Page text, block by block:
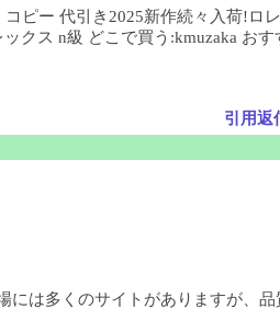
ピー 代引き2025新作続々入荷!ロ
クス n級 どこで買う:kmuzaka おす
引用返
は多くのサイトがありますが、品